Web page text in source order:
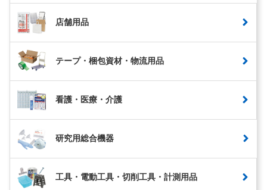
店舗用品
テープ・梱包資材・物流用品
看護・医療・介護
研究用総合機器
工具・電動工具・切削工具・計測用品